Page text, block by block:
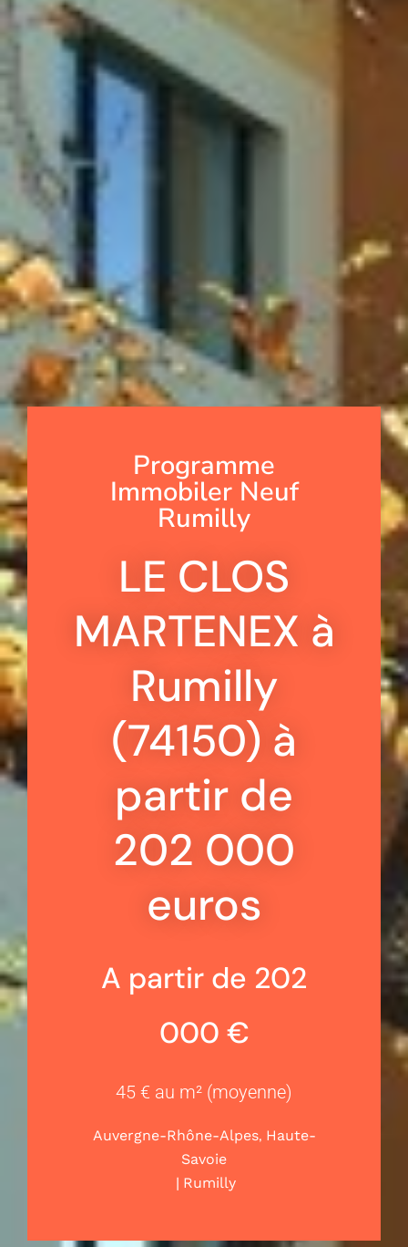
Programme
Immobiler Neuf
Rumilly
LE CLOS
MARTENEX à
Rumilly
(74150) à
partir de
202 000
euros
A partir de 202
000 €
45 € au m² (moyenne)
Auvergne-Rhône-Alpes, Haute-
Savoie
| Rumilly